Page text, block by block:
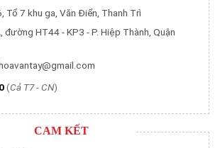
Tổ 7 khu ga, Văn Điển, Thanh Trì
đường HT44 - KP3 - P. Hiệp Thành, Quận
(Cả T7 - CN)
CAM KẾT